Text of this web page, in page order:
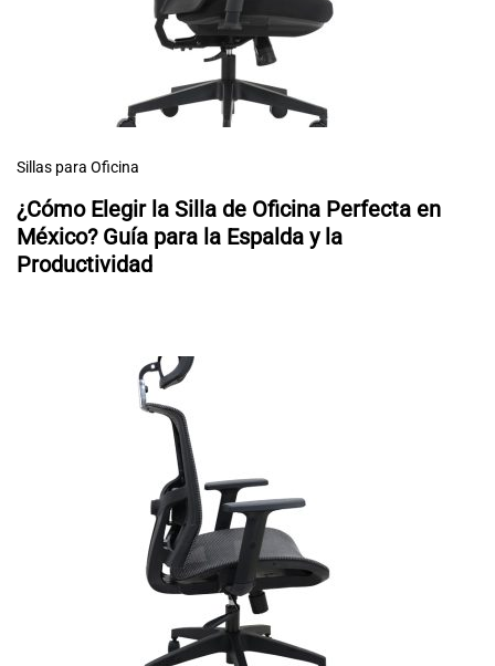
Sillas para Oficina
¿Cómo Elegir la Silla de Oficina Perfecta en
México? Guía para la Espalda y la
Productividad